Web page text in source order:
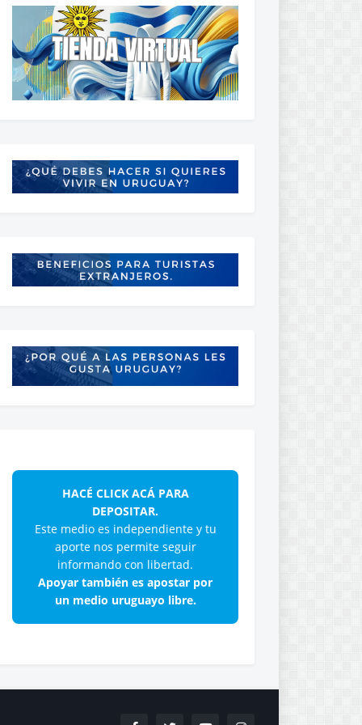
HACÉ CLICK ACÁ PARA
DEPOSITAR.
Este medio es independiente y tu
aporte nos permite seguir
informando con libertad.
Apoyar también es apostar por
un medio uruguayo libre.